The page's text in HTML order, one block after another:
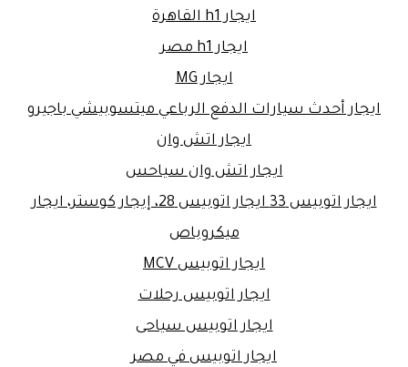
ايجار h1 القاهرة
ايجار h1 مصر
ايجار MG
ايجار أحدث سيارات الدفع الرباعي ميتسوبيشي باجيرو
ايجار اتش وان
ايجار اتش وان سياحس
ايجار اتوبيس 33 ايجار اتوبيس 28، إيجار كوستر، ايجار
ميكروباص
ايجار اتوبيس MCV
ايجار اتوبيس رحلات
ايجار اتوبيس سياحى
ايجار اتوبيس في مصر